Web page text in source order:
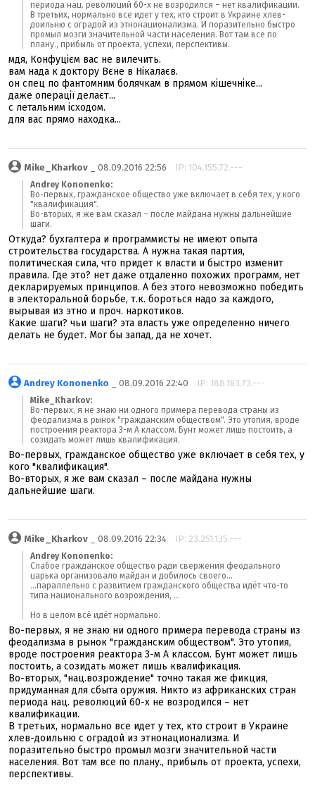
периода нац. революций 60-х не возродился – нет квалификации.
В третьих, нормально все идет у тех, кто строит в Украине хлев-
доильню с оградой из этнонационализма. И поразительно быстро
промыл мозги значительной части населения. Вот там все по
плану., прибыль от проекта, успехи, перспективы.
мдя, Конфуцієм вас не вилечить.
вам нада к доктору Вєне в Нікалаєв.
он спец по фантомним болячкам в прямом кішечніке...
даже операції делаєт...
с летальним ісходом.
для вас прямо находка...
Mike_Kharkov _ 08.09.2016 22:56 IP: 104.155.72.---
Andrey Kononenko:
Во-первых, гражданское общество уже включает в себя тех, у кого
"квалификация".
Во-вторых, я же вам сказал – после майдана нужны дальнейшие
шаги.
Откуда? бухгалтера и программисты не имеют опыта
строительства государства. А нужна такая партия,
политическая сила, что придет к власти и быстро изменит
правила. Где это? нет даже отдаленно похожих программ, нет
декларируемых принципов. А без этого невозможно победить
в электоральной борьбе, т.к. бороться надо за каждого,
вырывая из этно и проч. наркотиков.
Какие шаги? чьи шаги? эта власть уже определенно ничего
делать не будет. Мог бы запад, да не хочет.
Andrey Kononenko _ 08.09.2016 22:40 IP: 188.163.73.---
Mike_Kharkov:
Во-первых, я не знаю ни одного примера перевода страны из
феодализма в рынок "гражданским обществом". Это утопия, вроде
построения реактора 3-м А классом. Бунт может лишь постоить, а
созидать может лишь квалификация.
Во-первых, гражданское общество уже включает в себя тех, у
кого "квалификация".
Во-вторых, я же вам сказал – после майдана нужны
дальнейшие шаги.
Mike_Kharkov _ 08.09.2016 22:34 IP: 23.251.135.---
Andrey Kononenko:
Слабое гражданское общество ради свержения феодального
царька организовало майдан и добилось своего...
...параллельно с развитием гражданского общества идёт что-то
типа национального возрождения, ...
Но в целом всё идёт нормально.
Во-первых, я не знаю ни одного примера перевода страны из
феодализма в рынок "гражданским обществом". Это утопия,
вроде построения реактора 3-м А классом. Бунт может лишь
постоить, а созидать может лишь квалификация.
Во-вторых, "нац.возрождение" точно такая же фикция,
придуманная для сбыта оружия. Никто из африканских стран
периода нац. революций 60-х не возродился – нет
квалификации.
В третьих, нормально все идет у тех, кто строит в Украине
хлев-доильню с оградой из этнонационализма. И
поразительно быстро промыл мозги значительной части
населения. Вот там все по плану., прибыль от проекта, успехи,
перспективы.